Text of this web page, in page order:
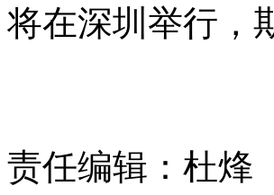
将在深圳举行，
责任编辑：杜烽